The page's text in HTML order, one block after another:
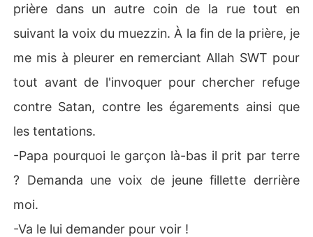
prière dans un autre coin de la rue tout en
suivant la voix du muezzin. À la fin de la prière, je
me mis à pleurer en remerciant Allah SWT pour
tout avant de l'invoquer pour chercher refuge
contre Satan, contre les égarements ainsi que
les tentations.
-Papa pourquoi le garçon là-bas il prit par terre
? Demanda une voix de jeune fillette derrière
moi.
-Va le lui demander pour voir !